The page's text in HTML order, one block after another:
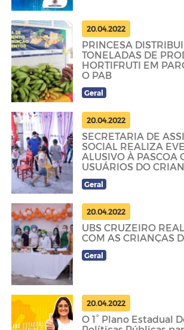
20.04.2022
PRINCESA
TONELADAS DE
HORTIFRUTI EM
O PAB
Geral
20.04.2022
SECRETARIA DE
SOCIAL REALIZA
ALUSIVO À PASCOA
USUÁRIOS DO
SCFV
Geral
20.04.2022
UBS CRUZEIRO
COM AS CRIANÇAS
Geral
20.04.2022
O 1° Plano Estadual